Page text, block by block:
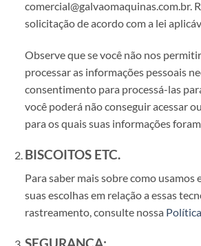
comercial@galvaomaquinas.com.br.
solicitação de acordo com a lei
Observe que se você não nos
processar as informações pessoais
consentimento para processá-las
você poderá não conseguir acessar
para os quais suas informações
BISCOITOS ETC.
Para saber mais sobre como usamos
suas escolhas em relação a essas
rastreamento, consulte nossa